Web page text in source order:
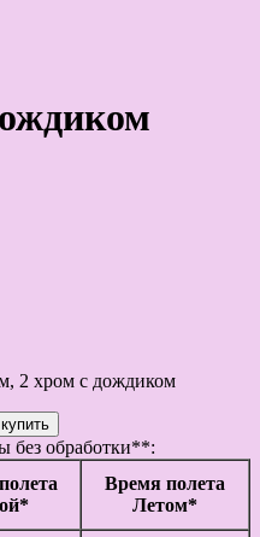
2 хром с дождиком
без обработки**:
Время полета
Летом*